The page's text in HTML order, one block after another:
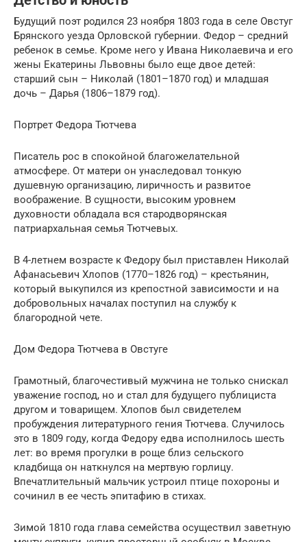
Будущий поэт родился 23 ноября 1803 года в селе Овстуг
Брянского уезда Орловской губернии. Федор – средний
ребенок в семье. Кроме него у Ивана Николаевича и его
жены Екатерины Львовны было еще двое детей:
старший сын – Николай (1801–1870 год) и младшая
дочь – Дарья (1806–1879 год).
Портрет Федора Тютчева
Писатель рос в спокойной благожелательной
атмосфере. От матери он унаследовал тонкую
душевную организацию, лиричность и развитое
воображение. В сущности, высоким уровнем
духовности обладала вся стародворянская
патриархальная семья Тютчевых.
В 4-летнем возрасте к Федору был приставлен Николай
Афанасьевич Хлопов (1770–1826 год) – крестьянин,
который выкупился из крепостной зависимости и на
добровольных началах поступил на службу к
благородной чете.
Дом Федора Тютчева в Овстуге
Грамотный, благочестивый мужчина не только снискал
уважение господ, но и стал для будущего публициста
другом и товарищем. Хлопов был свидетелем
пробуждения литературного гения Тютчева. Случилось
это в 1809 году, когда Федору едва исполнилось шесть
лет: во время прогулки в роще близ сельского
кладбища он наткнулся на мертвую горлицу.
Впечатлительный мальчик устроил птице похороны и
сочинил в ее честь эпитафию в стихах.
Зимой 1810 года глава семейства осуществил заветную